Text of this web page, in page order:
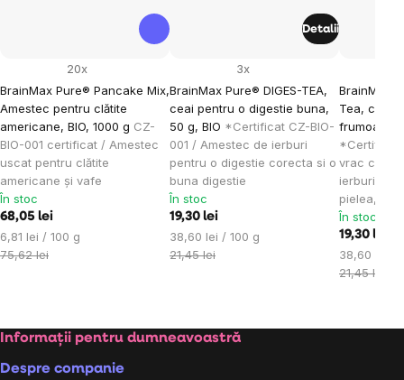
BrainMax Pure® Pancake Mix,
Amestec pentru clătite
americane, BIO, 1000 g CZ-
BIO-001 certificat / Amestec
uscat pentru clătite
americane și vafe
20x
În stoc
68,05 lei
Evaluare
preţ:
6,81 lei / 100 g
75,62 lei
BrainMax Pure® DIGES-TEA,
ceai pentru o digestie buna,
50 g, BIO *Certificat CZ-BIO-
001 / Amestec de ierburi
pentru o digestie corecta si o
buna digestie
3x
În stoc
19,30 lei
Evaluare
preţ:
38,60 lei / 100 g
21,45 lei
Detalii
BrainMax
Tea, ceai
frumoasa,
*Certificat
vrac cu un
ierburi
pielea,
În stoc
19,30 lei
Evaluare
preţ:
38,60 lei /
21,45 lei
Subsol
Informații pentru dumneavoastră
Despre companie